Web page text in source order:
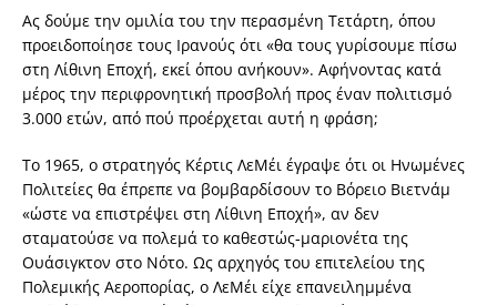
Ας δούμε την ομιλία του την περασμένη Τετάρτη, όπου
προειδοποίησε τους Ιρανούς ότι «θα τους γυρίσουμε πίσω
στη Λίθινη Εποχή, εκεί όπου ανήκουν». Αφήνοντας κατά
μέρος την περιφρονητική προσβολή προς έναν πολιτισμό
3.000 ετών, από πού προέρχεται αυτή η φράση;
Το 1965, ο στρατηγός Κέρτις ΛεΜέι έγραψε ότι οι Ηνωμένες
Πολιτείες θα έπρεπε να βομβαρδίσουν το Βόρειο Βιετνάμ
«ώστε να επιστρέψει στη Λίθινη Εποχή», αν δεν
σταματούσε να πολεμά το καθεστώς-μαριονέτα της
Ουάσιγκτον στο Νότο. Ως αρχηγός του επιτελείου της
Πολεμικής Αεροπορίας, ο ΛεΜέι είχε επανειλημμένα